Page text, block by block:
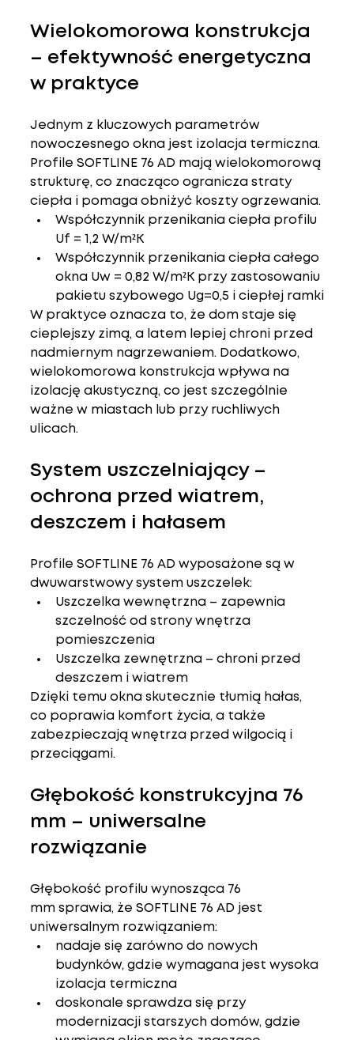
Wielokomorowa konstrukcja
– efektywność energetyczna
w praktyce
Jednym z kluczowych parametrów
nowoczesnego okna jest izolacja termiczna.
Profile SOFTLINE 76 AD mają wielokomorową
strukturę, co znacząco ogranicza straty
ciepła i pomaga obniżyć koszty ogrzewania.
Współczynnik przenikania ciepła profilu
Uf = 1,2 W/m²K
Współczynnik przenikania ciepła całego
okna Uw = 0,82 W/m²K przy zastosowaniu
pakietu szybowego Ug=0,5 i ciepłej ramki
W praktyce oznacza to, że dom staje się
cieplejszy zimą, a latem lepiej chroni przed
nadmiernym nagrzewaniem. Dodatkowo,
wielokomorowa konstrukcja wpływa na
izolację akustyczną, co jest szczególnie
ważne w miastach lub przy ruchliwych
ulicach.
System uszczelniający –
ochrona przed wiatrem,
deszczem i hałasem
Profile SOFTLINE 76 AD wyposażone są w
dwuwarstwowy system uszczelek:
Uszczelka wewnętrzna – zapewnia
szczelność od strony wnętrza
pomieszczenia
Uszczelka zewnętrzna – chroni przed
deszczem i wiatrem
Dzięki temu okna skutecznie tłumią hałas,
co poprawia komfort życia, a także
zabezpieczają wnętrza przed wilgocią i
przeciągami.
Głębokość konstrukcyjna 76
mm – uniwersalne
rozwiązanie
Głębokość profilu wynosząca 76
mm sprawia, że SOFTLINE 76 AD jest
uniwersalnym rozwiązaniem:
nadaje się zarówno do nowych
budynków, gdzie wymagana jest wysoka
izolacja termiczna
doskonale sprawdza się przy
modernizacji starszych domów, gdzie